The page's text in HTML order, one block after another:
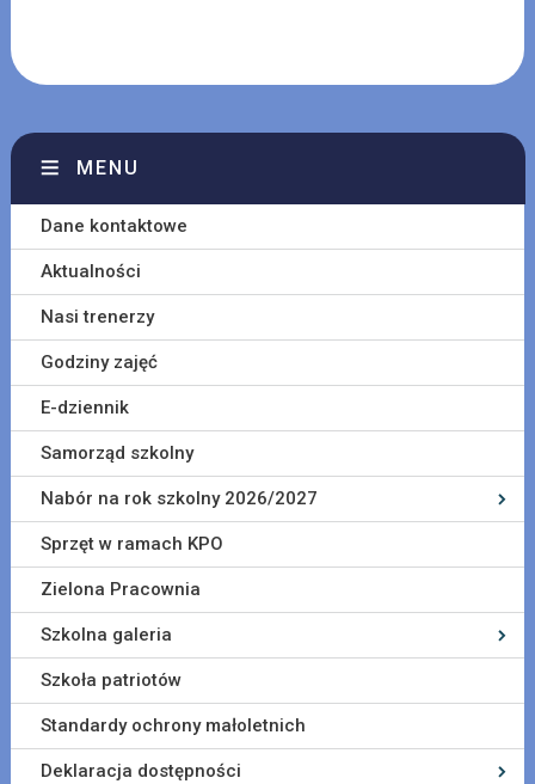
MENU
Dane kontaktowe
Aktualności
Nasi trenerzy
Godziny zajęć
E-dziennik
Samorząd szkolny
Nabór na rok szkolny 2026/2027
Sprzęt w ramach KPO
Zielona Pracownia
Szkolna galeria
Szkoła patriotów
Standardy ochrony małoletnich
Deklaracja dostępności